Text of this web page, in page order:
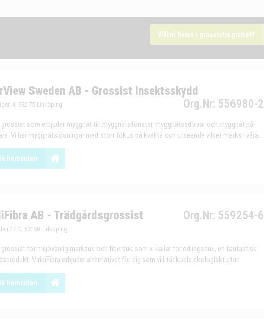
Vill ni listas i grossistregistret?
Sweden AB - Grossist Insektsskydd
Org.Nr: 556980-
4, 582 75 Linköping
grossist som erbjuder myggnät till myggnätsfönster, myggnätssdörrar och myggnät på
Vi har myggnätslösningar med stort fokus på kvalité och utseende vilket märks i våra...
hemsidan
AB - Trädgårdsgrossist Org.Nr: 559254-
27 C, 53150 Lidköping
grossist för miljövänlig markduk och fiberduk som vi kallar för odlingsduk, en fantastisk
ViridiFibra erbjuder alternativet för dig som vill täckodla ekologiskt utan...
hemsidan